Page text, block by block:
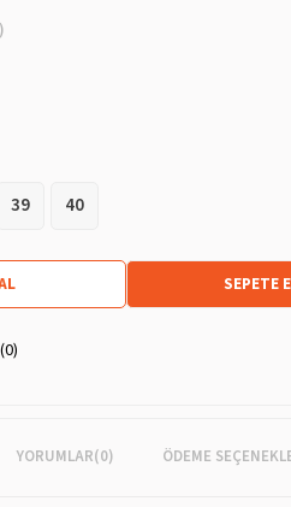
39 40
YORUMLAR(0) ÖDEME